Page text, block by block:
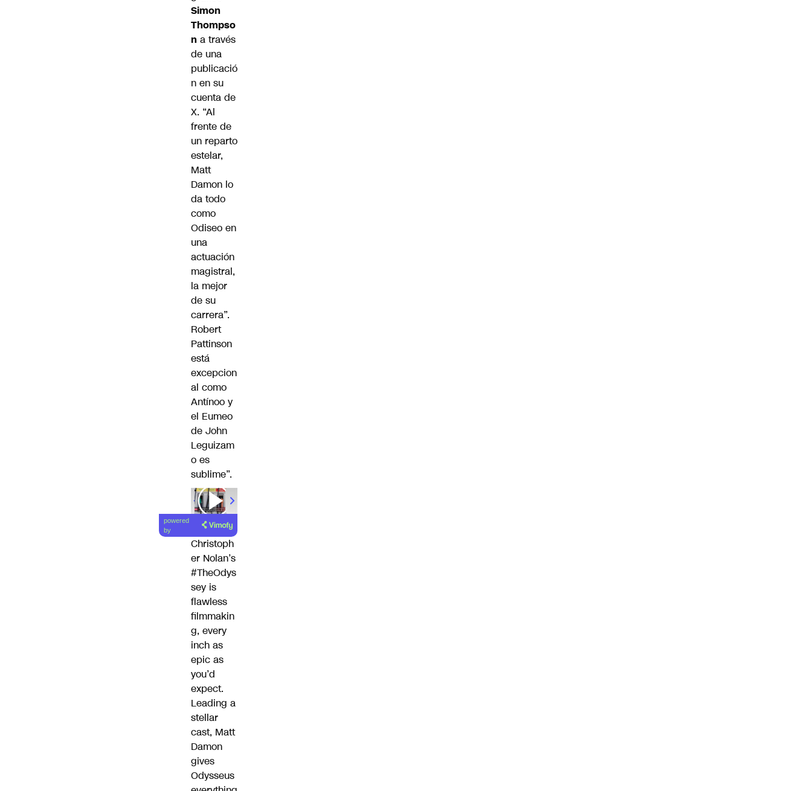
Simon
Thompso
n a través
de una
publicació
n en su
cuenta de
X. “Al
frente de
un reparto
estelar,
Matt
Damon lo
da todo
como
Odiseo en
una
actuación
magistral,
la mejor
de su
carrera”.
Robert
Pattinson
está
excepcion
al como
Antínoo y
el Eumeo
de John
Leguizam
o es
sublime”.
powered
by
Christoph
er Nolan’s
#TheOdys
sey is
flawless
filmmakin
g, every
inch as
epic as
you’d
expect.
Leading a
stellar
cast, Matt
Damon
gives
Odysseus